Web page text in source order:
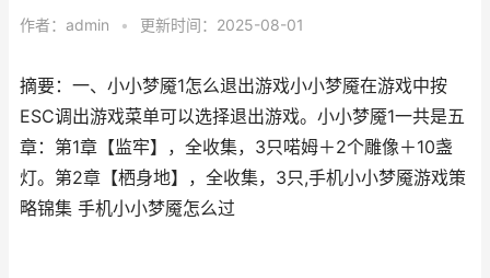
作者： admin • 更新时间：2025-08-01
摘要：一、小小梦魇1怎么退出游戏小小梦魇在游戏中按
ESC调出游戏菜单可以选择退出游戏。小小梦魇1一共是五
章：第1章【监牢】，全收集，3只喏姆＋2个雕像＋10盏
灯。第2章【栖身地】，全收集，3只,手机小小梦魇游戏策
略锦集 手机小小梦魇怎么过